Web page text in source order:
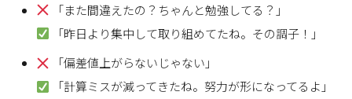
「また間違えたの？ちゃんと勉強してる？」
「昨日より集中して取り組めてたね。その調子！」
「偏差値上がらないじゃない」
「計算ミスが減ってきたね。努力が形になってるよ」